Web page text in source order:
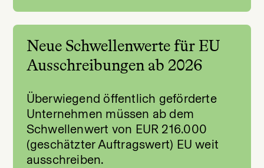
Neue Schwellenwerte für EU
Ausschreibungen ab 2026
Überwiegend öffentlich geförderte
Unternehmen müssen ab dem
Schwellenwert von EUR 216.000
(geschätzter Auftragswert) EU weit
ausschreiben.